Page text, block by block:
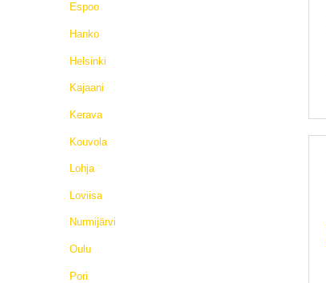
Espoo
Hanko
Helsinki
Kajaani
Kerava
Kouvola
Lohja
Loviisa
Nurmijärvi
Oulu
Pori